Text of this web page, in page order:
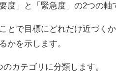
度」と「緊急度」の2つの軸
とで目標にどれだけ近づく
かを示します。
カテゴリに分類します。